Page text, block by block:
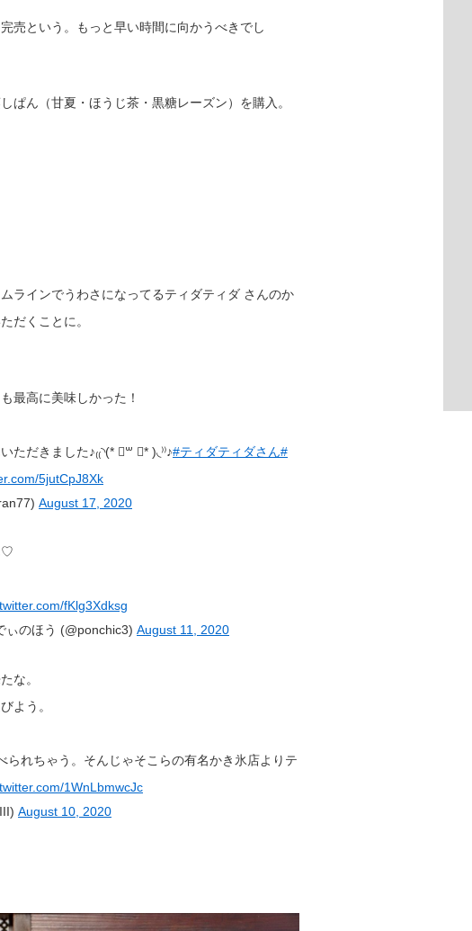
売という。もっと早い時間に向かうべきでし
ぱん（甘夏・ほうじ茶・黒糖レーズン）を購入。
ラインでうわさになってるティダティダ さんのか
だくことに。
最高に美味しかった！
ただきました♪₍₍◝(* ॑꒳ ॑* )◟⁾⁾♪#ティダティダさん#
5jutCpJ8Xk
August 17, 2020
♡
fKlg3Xdksg
のほう (@ponchic3) August 11, 2020
な。
よう。
られちゃう。そんじゃそこらの有名かき氷店よりテ
1WnLbmwcJc
August 10, 2020